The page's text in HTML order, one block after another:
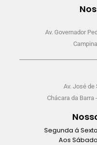
Av. Governador
Av. José de
Chácara da Barra
Segunda á
Aos